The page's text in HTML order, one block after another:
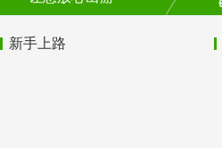
新手上路